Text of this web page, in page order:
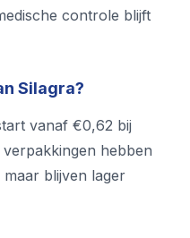
controle blijft
Silagra?
vanaf €0,62 bij
hebben
blijven lager